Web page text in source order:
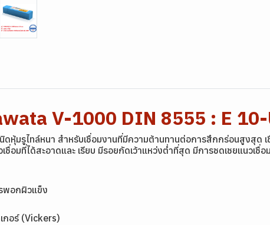
V-1000 DIN 8555 : E
ดหุ้มรูไทล์หนา สำหรับเชื่อมงานที่มีความต้านทานต่อการสึกกร่อนสูงสุ
ชื่อมที่ได้สะอาดและ เรียบ มีรอยกัดเว้าแหว่งต่ำที่สุด มีการชดเชยแนวเ
พอกผิวแข็ง
กอร์ (Vickers)